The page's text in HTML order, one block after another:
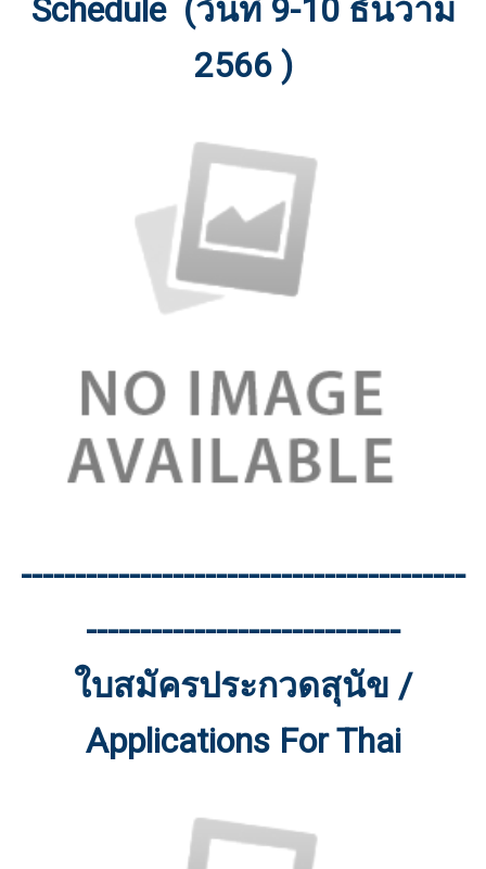
Schedule (วันที่ 9-10 ธันวาม
2566 )
-----------------------------------------
-----------------------------
ใบสมัครประกวดสุนัข /
Applications For Thai